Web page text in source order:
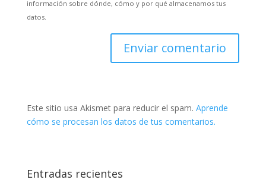
información sobre dónde, cómo y por qué almacenamos tus
datos.
Este sitio usa Akismet para reducir el spam. Aprende
cómo se procesan los datos de tus comentarios.
Entradas recientes